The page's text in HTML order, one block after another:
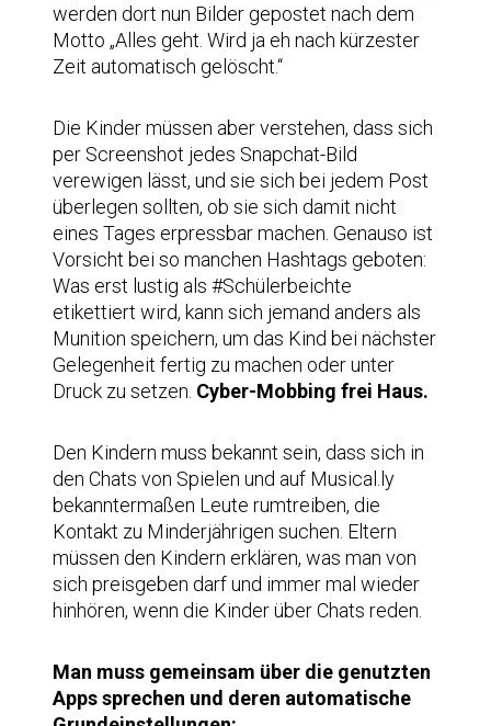
werden dort nun Bilder gepostet nach dem
Motto „Alles geht. Wird ja eh nach kürzester
Zeit automatisch gelöscht.“
Die Kinder müssen aber verstehen, dass sich
per Screenshot jedes Snapchat-Bild
verewigen lässt, und sie sich bei jedem Post
überlegen sollten, ob sie sich damit nicht
eines Tages erpressbar machen. Genauso ist
Vorsicht bei so manchen Hashtags geboten:
Was erst lustig als #Schülerbeichte
etikettiert wird, kann sich jemand anders als
Munition speichern, um das Kind bei nächster
Gelegenheit fertig zu machen oder unter
Druck zu setzen. Cyber-Mobbing frei Haus.
Den Kindern muss bekannt sein, dass sich in
den Chats von Spielen und auf Musical.ly
bekanntermaßen Leute rumtreiben, die
Kontakt zu Minderjährigen suchen. Eltern
müssen den Kindern erklären, was man von
sich preisgeben darf und immer mal wieder
hinhören, wenn die Kinder über Chats reden.
Man muss gemeinsam über die genutzten
Apps sprechen und deren automatische